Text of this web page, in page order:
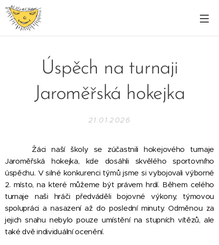
Úspěch na turnaji
Jaroměřská hokejka
21.01.2026
Žáci naší školy se zúčastnili hokejového turnaje
Jaroměřská hokejka, kde dosáhli skvělého sportovního
úspěchu. V silné konkurenci týmů jsme si vybojovali výborné
2. místo, na které můžeme být právem hrdí. Během celého
turnaje naši hráči předváděli bojovné výkony, týmovou
spolupráci a nasazení až do poslední minuty. Odměnou za
jejich snahu nebylo pouze umístění na stupních vítězů, ale
také dvě individuální ocenění.